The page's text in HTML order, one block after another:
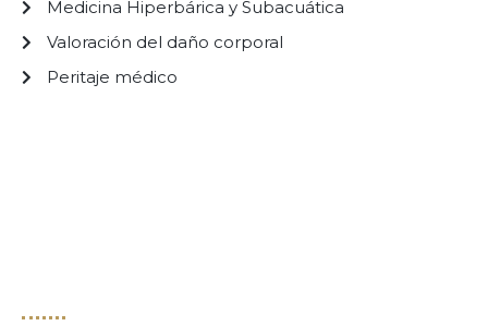
Medicina Hiperbárica y Subacuática
Valoración del daño corporal
Peritaje médico